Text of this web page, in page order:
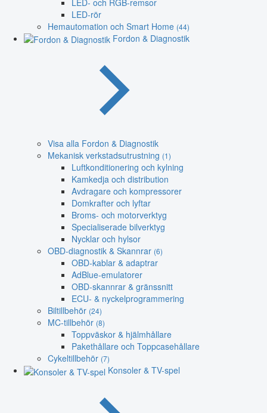
LED-rör
Hemautomation och Smart Home (44)
Fordon & Diagnostik
Visa alla Fordon & Diagnostik
Mekanisk verkstadsutrustning (1)
Luftkonditionering och kylning
Kamkedja och distribution
Avdragare och kompressorer
Domkrafter och lyftar
Broms- och motorverktyg
Specialiserade bilverktyg
Nycklar och hylsor
OBD-diagnostik & Skannrar (6)
OBD-kablar & adaptrar
AdBlue-emulatorer
OBD-skannrar & gränssnitt
ECU- & nyckelprogrammering
Biltillbehör (24)
MC-tillbehör (8)
Toppväskor & hjälmhållare
Pakethållare och Toppcasehållare
Cykeltillbehör (7)
Konsoler & TV-spel